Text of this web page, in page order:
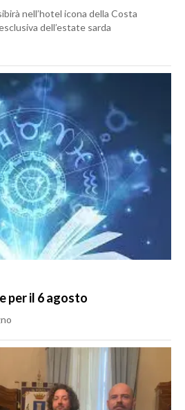
nell’hotel icona della Costa
dell’estate sarda
per il 6 agosto